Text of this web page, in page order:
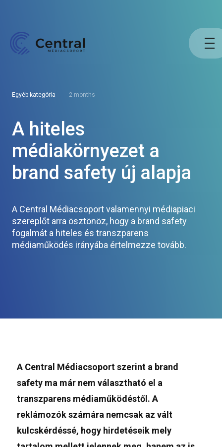
Egyéb kategória 2 months
A hiteles
médiakörnyezet a
brand safety új alapja
A Central Médiacsoport valamennyi médiapiaci
szereplőt arra ösztönöz, hogy a brand safety
fogalmát a hiteles és transzparens
médiaműködés irányába értelmezze tovább.
A Central Médiacsoport szerint a brand
safety ma már nem választható el a
transzparens médiaműködéstől. A
reklámozók számára nemcsak az vált
kulcskérdéssé, hogy hirdetéseik mely